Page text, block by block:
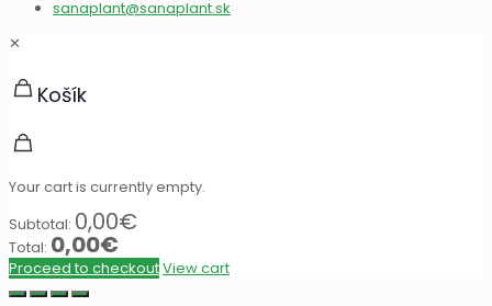
sanaplant@sanaplant.sk
✕
Košík
Your cart is currently empty.
Subtotal: 0,00€
Total: 0,00€
Proceed to checkoutView cart